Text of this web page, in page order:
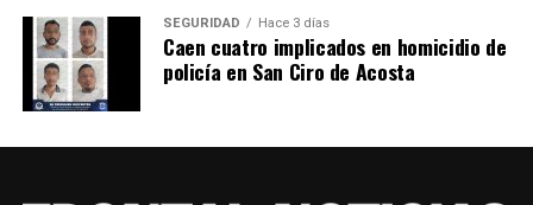
SEGURIDAD Hace 3 días
Caen cuatro implicados en homicidio de
policía en San Ciro de Acosta